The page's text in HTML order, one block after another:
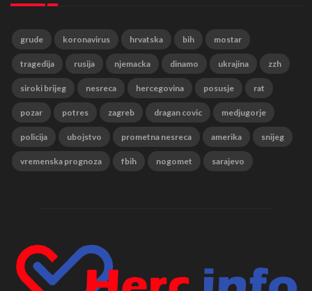
grude koronavirus hrvatska bih mostar
tragedija rusija njemacka dinamo ukrajina zzh
siroki brijeg nesreca hercegovina posusje rat
pozar potres zagreb dragan covic medjugorje
policija ubojstvo prometna nesreca amerika snijeg
vremenska prognoza fbih nogomet sarajevo